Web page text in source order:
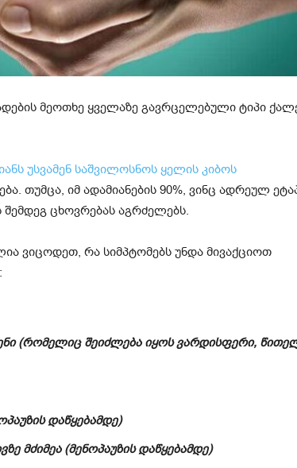
მეოთხე ყველაზე გავრცელებული ტიპი
უსვამენ საშვილოსნოს ყელის კიბოს
თუმცა, იმ ადამიანების 90%, ვინც ადრეულ
ცხოვრებას აგრძელებს.
ვიცოდეთ, რა სიმპტომებს უნდა მივაქციოთ
(რომელიც შეიძლება იყოს ვარდისფერი,
დაწყებამდე)
მძიმეა (მენოპაუზის დაწყებამდე)